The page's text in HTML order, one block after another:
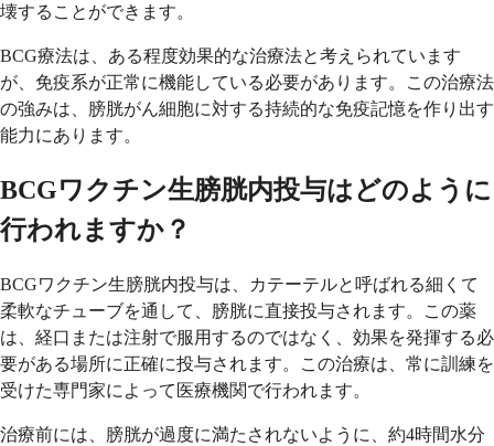
壊することができます。
BCG療法は、ある程度効果的な治療法と考えられています
が、免疫系が正常に機能している必要があります。この治療法
の強みは、膀胱がん細胞に対する持続的な免疫記憶を作り出す
能力にあります。
BCGワクチン生膀胱内投与はどのように
行われますか？
BCGワクチン生膀胱内投与は、カテーテルと呼ばれる細くて
柔軟なチューブを通して、膀胱に直接投与されます。この薬
は、経口または注射で服用するのではなく、効果を発揮する必
要がある場所に正確に投与されます。この治療は、常に訓練を
受けた専門家によって医療機関で行われます。
治療前には、膀胱が過度に満たされないように、約4時間水分